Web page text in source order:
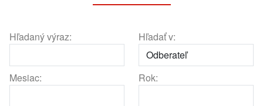
Hľadaný výraz: Hľadať v:
Mesiac: Rok: